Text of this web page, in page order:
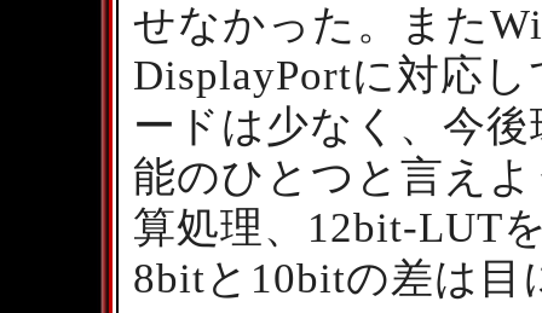
せなかった。また
DisplayPortに対応
ードは少なく、今
能のひとつと言え
算処理、12bit-LUT
8bitと10bitの差は目